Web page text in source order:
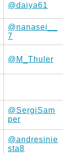
@daiya61
@nanasei__
7
@M_Thuler
@SergiSam
per
@andresinie
sta8